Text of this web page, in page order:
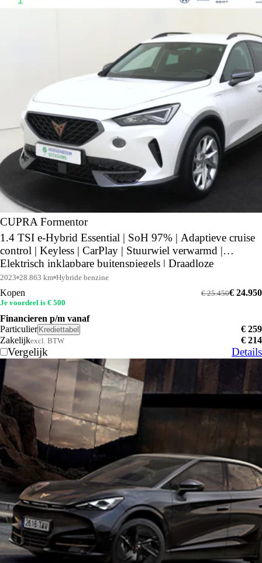
CUPRA Formentor
1.4 TSI e-Hybrid Essential | SoH 97% | Adaptieve cruise
control | Keyless | CarPlay | Stuurwiel verwarmd |
Elektrisch inklapbare buitenspiegels | Draadloze
telefoonlader |
2023 28.863 km Hybride benzine
Kopen € 24.950
€ 25.450
Je voordeel is € 500
Financieren p/m vanaf
Particulier Krediettabel
€ 259
Zakelijkexcl. BTW € 214
Vergelijk Details